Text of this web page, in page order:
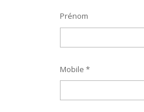
Prénom
Mobile *